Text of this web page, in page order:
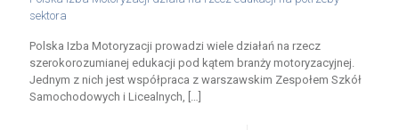
sektora
Polska Izba Motoryzacji prowadzi wiele działań na rzecz
szerokorozumianej edukacji pod kątem branży motoryzacyjnej.
Jednym z nich jest współpraca z warszawskim Zespołem Szkół
Samochodowych i Licealnych, […]